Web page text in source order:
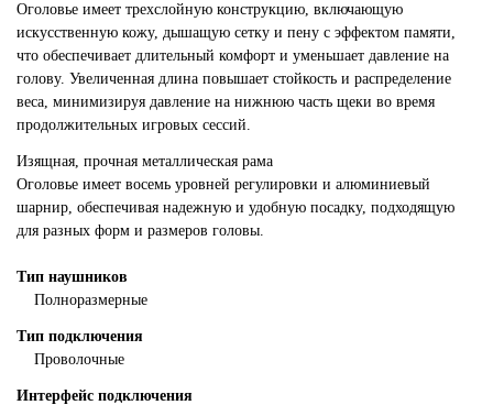
Оголовье имеет трехслойную конструкцию, включающую
искусственную кожу, дышащую сетку и пену с эффектом памяти,
что обеспечивает длительный комфорт и уменьшает давление на
голову. Увеличенная длина повышает стойкость и распределение
веса, минимизируя давление на нижнюю часть щеки во время
продолжительных игровых сессий.
Изящная, прочная металлическая рама
Оголовье имеет восемь уровней регулировки и алюминиевый
шарнир, обеспечивая надежную и удобную посадку, подходящую
для разных форм и размеров головы.
Тип наушников
Полноразмерные
Тип подключения
Проволочные
Интерфейс подключения